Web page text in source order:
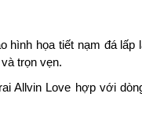
hình họa tiết nạm đá
trọn vẹn.
Allvin Love hợp với